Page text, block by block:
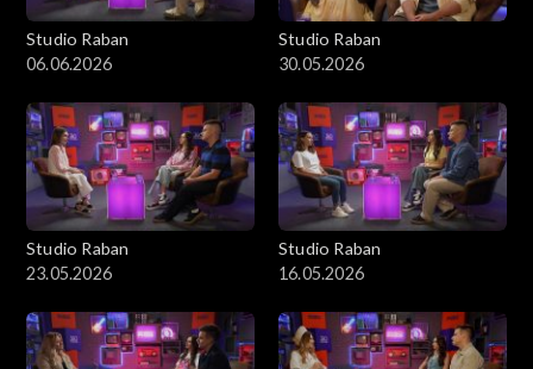
Studio Raban
06.06.2026
Studio Raban
30.05.2026
Studio Raban
23.05.2026
Studio Raban
16.05.2026